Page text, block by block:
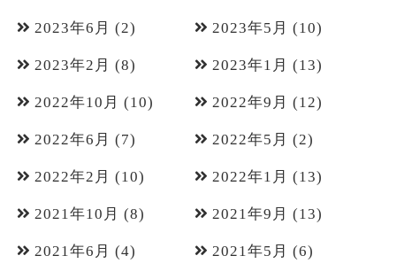
2023年6月 (2) 2023年5月 (10)
2023年2月 (8) 2023年1月 (13)
2022年10月 (10) 2022年9月 (12)
2022年6月 (7) 2022年5月 (2)
2022年2月 (10) 2022年1月 (13)
2021年10月 (8) 2021年9月 (13)
2021年6月 (4) 2021年5月 (6)